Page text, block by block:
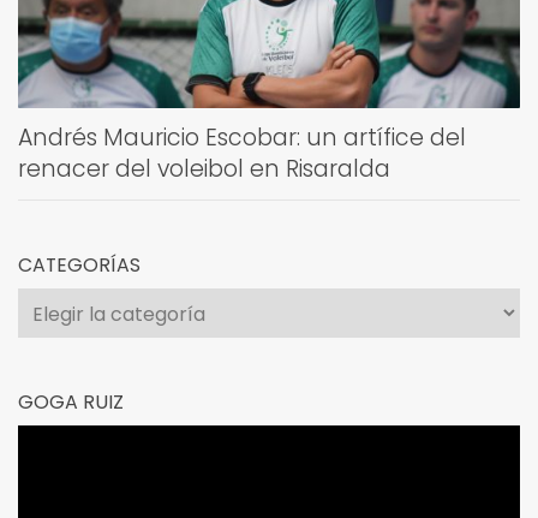
Andrés Mauricio Escobar: un artífice del
renacer del voleibol en Risaralda
CATEGORÍAS
Categorías
GOGA RUIZ